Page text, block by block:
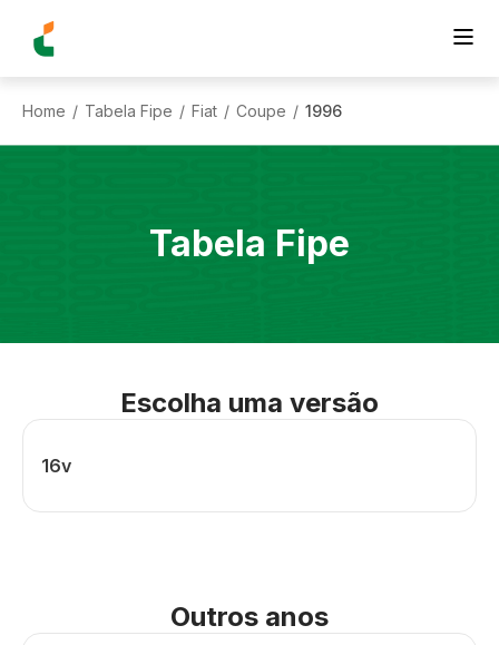
Home / Tabela Fipe / Fiat / Coupe / 1996
Tabela Fipe
Escolha uma versão
16v
Outros anos